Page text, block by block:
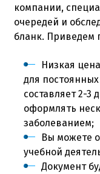
компании,
очередей и
бланк. Приведем
Низкая
для
составляет 2-3
оформлять
заболеванием;
Вы можете
учебной
Документ